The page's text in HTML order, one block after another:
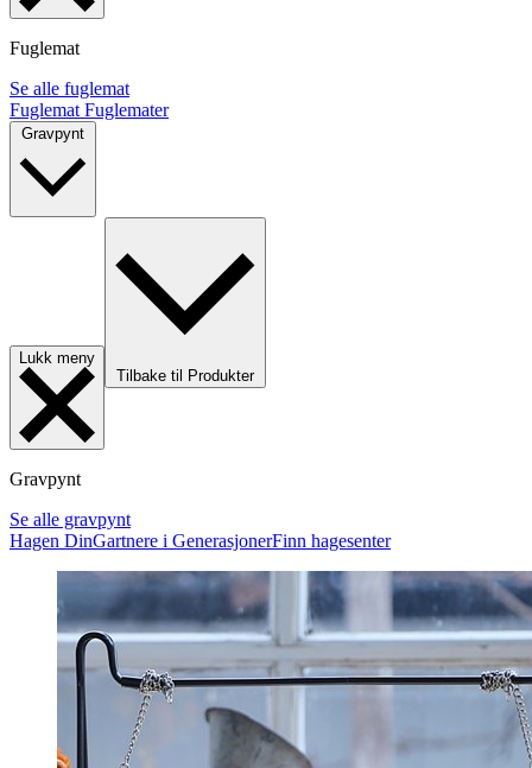
Fuglemat
Se alle fuglemat
Fuglemat Fuglemater
Lukk meny
Tilbake til Produkter
Gravpynt
Se alle gravpynt
Hagen DinGartnere i GenerasjonerFinn hagesenter